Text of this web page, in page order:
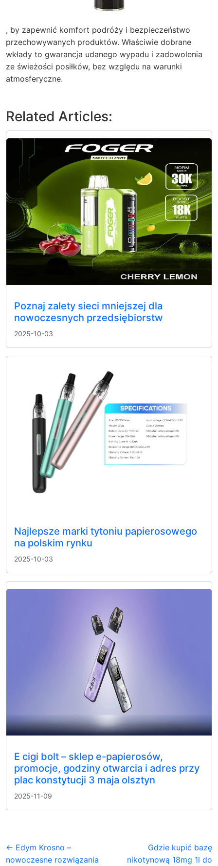
, by zapewnić komfort podróży i bezpieczeństwo
przechowywanych produktów. Właściwie dobrane
wkłady to gwarancja udanego wypadu i zadowolenia
ze świeżości posiłków, bez względu na warunki
atmosferyczne.
Related Articles:
Poznaj zalety sieci mniejszej dla
nowoczesnych przedsiębiorstw
2025-10-03
Najlepsze marki tytoniu papierosowego
na polskim rynku
2025-10-03
E cigi bolt – sklep e-papierosów,
promocje, godziny otwarcia i adres przy
plac konstytucji 3 maja olsztyn
2025-11-09
← Edym Krosno –
nowoczesne rozwiązania
Gdzie kupić bazę
nikotynową 18mg 1l do